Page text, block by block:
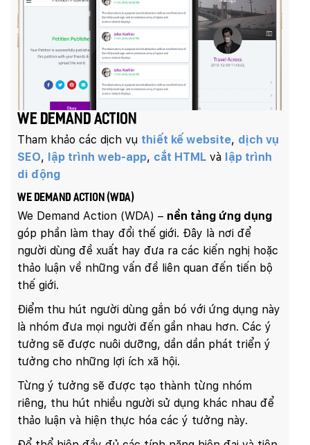
We Demand Action
Tham khảo các dịch vụ thiết kế website, dịch vụ
SEO, lập trình web-app, cắt HTML và lập trình
di động
We Demand Action (WDA)
We Demand Action (WDA) – nền tảng ứng dụng
góp phần làm thay đổi thế giới. Đây là nơi để
người dùng đề xuất hay đưa ra các kiến nghị hoặc
thảo luận về những vấn đề liên quan đến tiến bộ
thế giới.
Điểm thu hút người dùng gắn bó với ứng dụng này
là nhóm đưa mọi người đến gần nhau hơn. Các ý
tưởng sẽ được nuôi dưỡng, dần dần phát triển ý
tưởng cho những lợi ích xã hội.
Từng ý tưởng sẽ được tạo thành từng nhóm
riêng, thu hút nhiều người sử dụng khác nhau để
thảo luận và hiện thực hóa các ý tưởng này.